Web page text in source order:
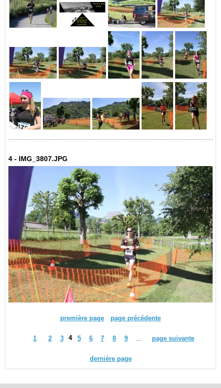
4 - IMG_3807.JPG
première page page précédente
1 2 3 4 5 6 7 8 9 ... page suivante
dernière page